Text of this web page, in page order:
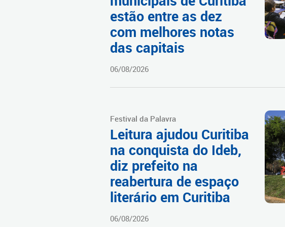
estão entre as dez
com melhores notas
das capitais
06/08/2026
Festival da Palavra
Leitura ajudou Curitiba
na conquista do Ideb,
diz prefeito na
reabertura de espaço
literário em Curitiba
06/08/2026